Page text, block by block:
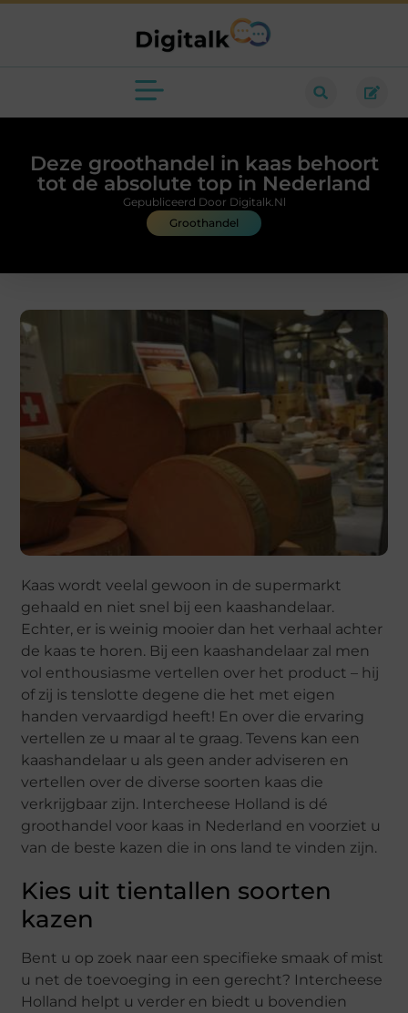
Deze groothandel in kaas behoort
tot de absolute top in Nederland
Groothandel
Gepubliceerd Door Digitalk.nl
Kaas wordt veelal gewoon in de supermarkt
gehaald en niet snel bij een kaashandelaar.
Echter, er is weinig mooier dan het verhaal achter
de kaas te horen. Bij een kaashandelaar zal men
vol enthousiasme vertellen over het product – hij
of zij is tenslotte degene die het met eigen
handen vervaardigd heeft! En over die ervaring
vertellen ze u maar al te graag. Tevens kan een
kaashandelaar u als geen ander adviseren en
vertellen over de diverse soorten kaas die
verkrijgbaar zijn. Intercheese Holland is dé
groothandel voor kaas in Nederland en voorziet u
van de beste kazen die in ons land te vinden zijn.
Kies uit tientallen soorten
kazen
Bent u op zoek naar een specifieke smaak of mist
u net de toevoeging in een gerecht? Intercheese
Holland helpt u verder en biedt u bovendien